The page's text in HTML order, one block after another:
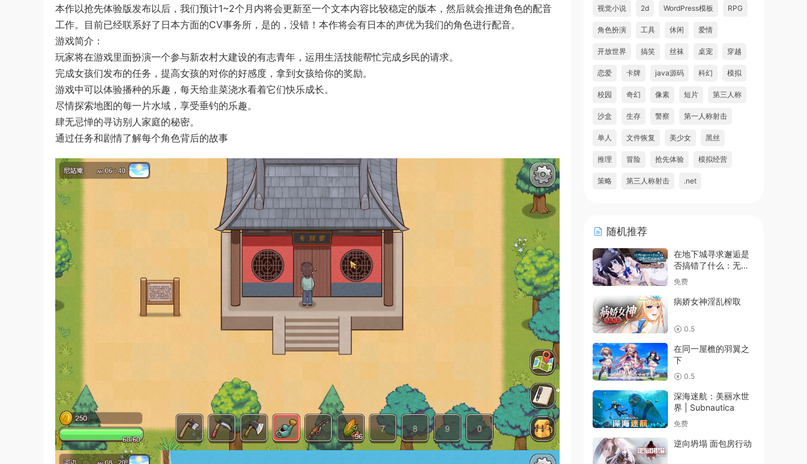
本作以抢先体验版发布以后，我们预计1~2个月内将会更新至一个文本内容比较稳定的版本，然后就会推进角色的配音
工作。目前已经联系好了日本方面的CV事务所，是的，没错！本作将会有日本的声优为我们的角色进行配音。
游戏简介：
玩家将在游戏里面扮演一个参与新农村大建设的有志青年，运用生活技能帮忙完成乡民的请求。
完成女孩们发布的任务，提高女孩的对你的好感度，拿到女孩给你的奖励。
游戏中可以体验播种的乐趣，每天给韭菜浇水看着它们快乐成长。
尽情探索地图的每一片水域，享受垂钓的乐趣。
肆无忌惮的寻访别人家庭的秘密。
通过任务和剧情了解每个角色背后的故事
视觉小说 2d WordPress模板 RPG
角色扮演 工具 休闲 爱情
开放世界 搞笑 丝袜 桌宠 穿越
恋爱 卡牌 java源码 科幻 模拟
校园 奇幻 像素 短片 第三人称
沙盒 生存 警察 第一人称射击
单人 文件恢复 美少女 黑丝
推理 冒险 抢先体验 模拟经营
策略 第三人称射击 .net
随机推荐
在地下城寻求邂逅是
否搞错了什么：无限
战斗
免费
病娇女神淫乱榨取
0.5
在同一屋檐的羽翼之
下
0.5
深海迷航：美丽水世
界 | Subnautica
免费
逆向坍塌 面包房行动